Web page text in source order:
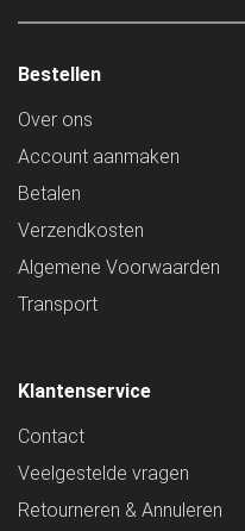
Bestellen
Over ons
Account aanmaken
Betalen
Verzendkosten
Algemene Voorwaarden
Transport
Klantenservice
Contact
Veelgestelde vragen
Retourneren & Annuleren